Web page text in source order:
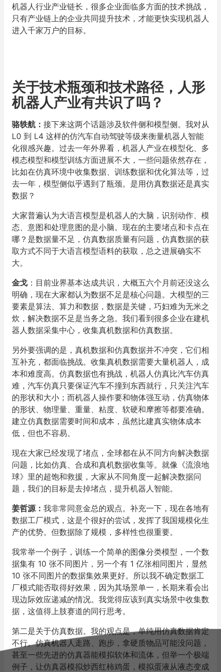
机器人行业产业链长，很多企业面临多方面的技术挑战，
只有产业链上的企业共同提升技术，才能更快实现机器人
进入千家万户的目标。
关于技术瓶颈和技术路径，人形
机器人产业有共识了吗？
骆轶航 ： 接下来这两个话题涉及软件侧和模型侧。我对从
L0 到 L4 这样的仿汽车自动驾驶等级来衡量机器人智能
化很感兴趣。过去一年外界看，机器人产业在模型化、多
模态模型和模型训练方面进展不大，一些问题依然存在，
比如在仿真环境中收集数据、训练数据和优化算法等，过
去一年，模型侧似乎遇到了瓶颈。是用仿真数据还是真实
数据？
大家普遍认为大语言模型是机器人的大脑，识别动作、模
态、意图和处理意图的是小脑。现在的主要堵点和卡点在
哪？是数据量不足，仿真数据质量有问题，仿真数据的获
取方式不同于大语言模型语料的获取，总之进展确实不
大。
金戈 ：目前业界基本达成共识，大概五六个月前还没这么
明确，现在大家都认为数据不足是核心问题。大模型的三
要素是算法、算力和数据，数据是关键，巧妇难为无米之
炊，解决数据不足是当务之急。我们看到很多企业在建机
器人数据采集中心，收集真机数据和仿真数据。
另外要强调的是，真机数据和仿真数据并不冲突，它们相
互补充，都面临挑战。收集真机数据需要大量机器人，成
本和难度高。仿真数据也有挑战，机器人仿真比汽车仿真
难，汽车仿真只要保证汽车不撞到东西就行，只关注汽车
的形状和大小；而机器人操作要和物体强互动，仿真物体
的形状、物理量、重量、粘度、软硬和摩擦等都要准确。
建立仿真数据需要时间和成本，虽然比建真实物体成本
低，但也不容易。
现在大家已经发现了堵点，全球都在从不同方向解决数据
问题，比如仿真、合成和真机数据收集等。就像《流浪地
球》里的超饱和救援，大家从不同角度一起解决数据问
题，我们的目标是去掉堵点，提升机器人智能。
姜哲源 ： 我非常同意金总的观点。补充一下，现在各地有
数据工厂模式，这是个很好的尝试，发挥了我国规模化生
产的优势。但数据除了规模，多样性也很重要。
我常举一个例子，训练一个简单的图像分类模型，一个数
据集有 10 张不同图片，另一个有 1 亿张相同图片，显然
10 张不同图片的数据集效果更好。所以我不确定数据工
厂模式能否取得好效果，因为其场景单一，长期来看会出
现边际效应递减的情况。我觉得应该到真实场景中收集数
据，这值得上肢赛道的同行思考。
第二是关于仿真数据。我的观点是，单纯用仿真数据肯定
不行。仿真机器人走路、跑步，拿硬质物品可能没问题，
甚至一些先进的仿真器能模拟软体和流体，但举一个极端
例子，让仿真器模拟炒西红柿鸡蛋，模拟蛋液从液态变成